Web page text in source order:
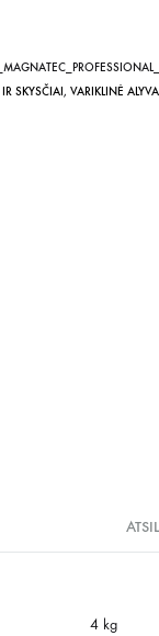
SKYSČIAI, VARIKLINĖ ALYVA
4 kg